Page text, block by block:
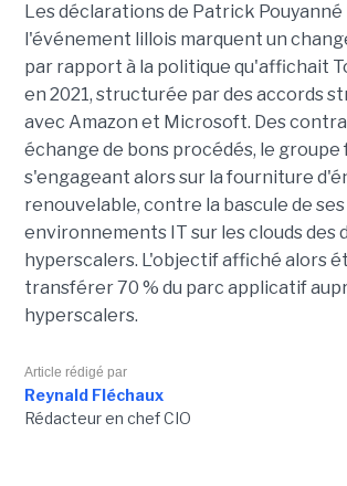
Les déclarations de Patrick Pouyanné
l'événement lillois marquent un
par rapport à la politique qu'affichait
en 2021, structurée par des accords
avec Amazon et Microsoft. Des
échange de bons procédés, le groupe
s'engageant alors sur la fourniture
renouvelable, contre la bascule de ses
environnements IT sur les clouds des
hyperscalers. L'objectif affiché alors
transférer 70 % du parc applicatif
hyperscalers.
Article rédigé par
Reynald Fléchaux
Rédacteur en chef CIO